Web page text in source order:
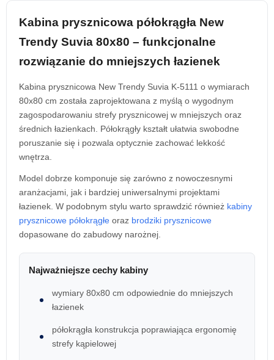
Kabina prysznicowa półokrągła New
Trendy Suvia 80x80 – funkcjonalne
rozwiązanie do mniejszych łazienek
Kabina prysznicowa New Trendy Suvia K-5111 o wymiarach
80x80 cm została zaprojektowana z myślą o wygodnym
zagospodarowaniu strefy prysznicowej w mniejszych oraz
średnich łazienkach. Półokrągły kształt ułatwia swobodne
poruszanie się i pozwala optycznie zachować lekkość
wnętrza.
Model dobrze komponuje się zarówno z nowoczesnymi
aranżacjami, jak i bardziej uniwersalnymi projektami
łazienek. W podobnym stylu warto sprawdzić również kabiny
prysznicowe półokrągłe oraz brodziki prysznicowe
dopasowane do zabudowy narożnej.
Najważniejsze cechy kabiny
wymiary 80x80 cm odpowiednie do mniejszych
łazienek
półokrągła konstrukcja poprawiająca ergonomię
strefy kąpielowej